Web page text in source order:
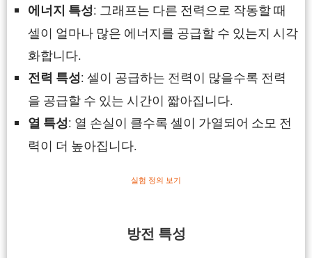
방전 특성
에너지 특성: 그래프는 다른 전력으로 작동할 때
셀이 얼마나 많은 에너지를 공급할 수 있는지 시각
화합니다.
전력 특성: 셀이 공급하는 전력이 많을수록 전력
을 공급할 수 있는 시간이 짧아집니다.
열 특성: 열 손실이 클수록 셀이 가열되어 소모 전
력이 더 높아집니다.
실험 정의 보기